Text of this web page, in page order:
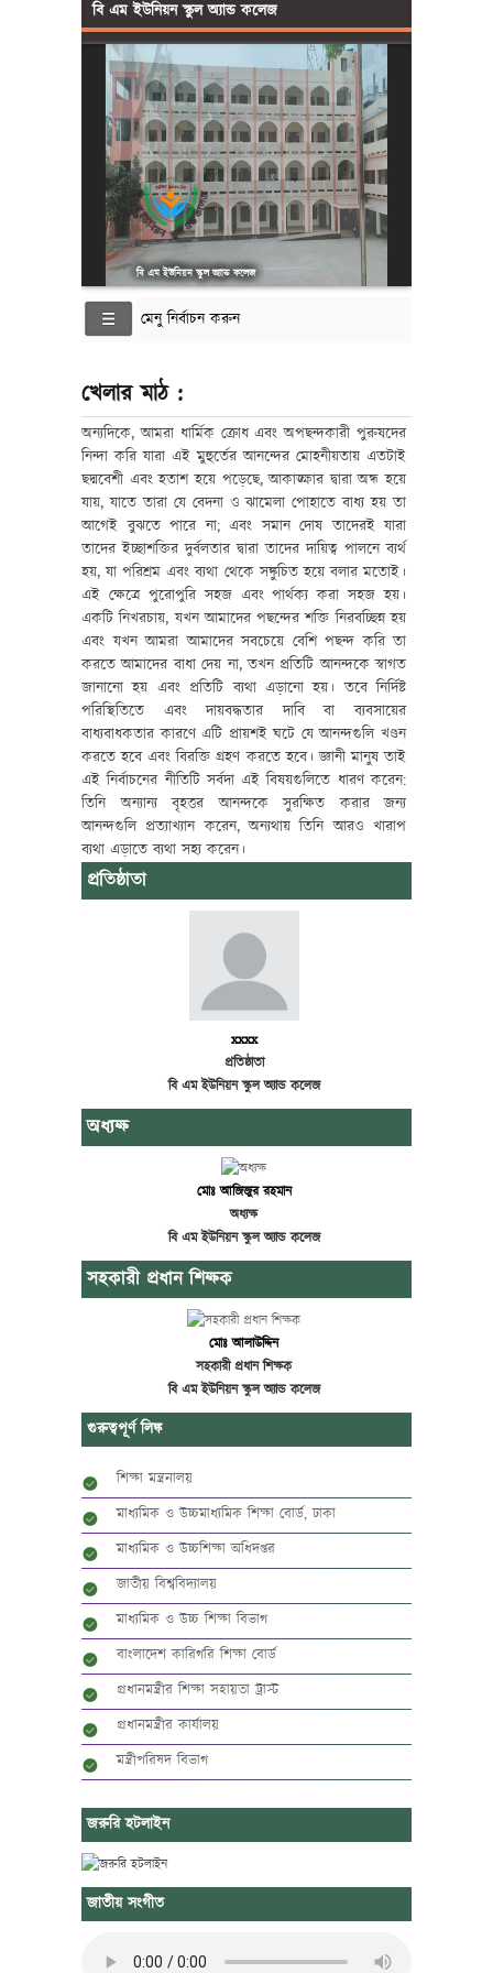
বি এম ইউনিয়ন স্কুল অ্যান্ড কলেজ
বি এম ইউনিয়ন স্কুল অ্যান্ড কলেজ
মেনু নির্বাচন করুন
খেলার মাঠ :
অন্যদিকে, আমরা ধার্মিক ক্রোধ এবং অপছন্দকারী পুরুষদের
নিন্দা করি যারা এই মুহুর্তের আনন্দের মোহনীয়তায় এতটাই
ছদ্মবেশী এবং হতাশ হয়ে পড়েছে, আকাঙ্ক্ষার দ্বারা অন্ধ হয়ে
যায়, যাতে তারা যে বেদনা ও ঝামেলা পোহাতে বাধ্য হয় তা
আগেই বুঝতে পারে না; এবং সমান দোষ তাদেরই যারা
তাদের ইচ্ছাশক্তির দুর্বলতার দ্বারা তাদের দায়িত্ব পালনে ব্যর্থ
হয়, যা পরিশ্রম এবং ব্যথা থেকে সঙ্কুচিত হয়ে বলার মতোই।
এই ক্ষেত্রে পুরোপুরি সহজ এবং পার্থক্য করা সহজ হয়।
একটি নিখরচায়, যখন আমাদের পছন্দের শক্তি নিরবচ্ছিন্ন হয়
এবং যখন আমরা আমাদের সবচেয়ে বেশি পছন্দ করি তা
করতে আমাদের বাধা দেয় না, তখন প্রতিটি আনন্দকে স্বাগত
জানানো হয় এবং প্রতিটি ব্যথা এড়ানো হয়। তবে নির্দিষ্ট
পরিস্থিতিতে এবং দায়বদ্ধতার দাবি বা ব্যবসায়ের
বাধ্যবাধকতার কারণে এটি প্রায়শই ঘটে যে আনন্দগুলি খণ্ডন
করতে হবে এবং বিরক্তি গ্রহণ করতে হবে। জ্ঞানী মানুষ তাই
এই নির্বাচনের নীতিটি সর্বদা এই বিষয়গুলিতে ধারণ করেন:
তিনি অন্যান্য বৃহত্তর আনন্দকে সুরক্ষিত করার জন্য
আনন্দগুলি প্রত্যাখ্যান করেন, অন্যথায় তিনি আরও খারাপ
ব্যথা এড়াতে ব্যথা সহ্য করেন।
প্রতিষ্ঠাতা
xxxx
প্রতিষ্ঠাতা
বি এম ইউনিয়ন স্কুল অ্যান্ড কলেজ
অধ্যক্ষ
মোঃ আজিজুর রহমান
অধ্যক্ষ
বি এম ইউনিয়ন স্কুল অ্যান্ড কলেজ
সহকারী প্রধান শিক্ষক
মোঃ আলাউদ্দিন
সহকারী প্রধান শিক্ষক
বি এম ইউনিয়ন স্কুল অ্যান্ড কলেজ
গুরুত্বপূর্ণ লিঙ্ক
শিক্ষা মন্ত্রনালয়
মাধ্যমিক ও উচ্চমাধ্যমিক শিক্ষা বোর্ড, ঢাকা
মাধ্যমিক ও উচ্চশিক্ষা অধিদপ্তর
জাতীয় বিশ্ববিদ্যালয়
মাধ্যমিক ও উচ্চ শিক্ষা বিভাগ
বাংলাদেশ কারিগরি শিক্ষা বোর্ড
প্রধানমন্ত্রীর শিক্ষা সহায়তা ট্রাস্ট
প্রধানমন্ত্রীর কার্যালয়
মন্ত্রীপরিষদ বিভাগ
জরুরি হটলাইন
জাতীয় সংগীত